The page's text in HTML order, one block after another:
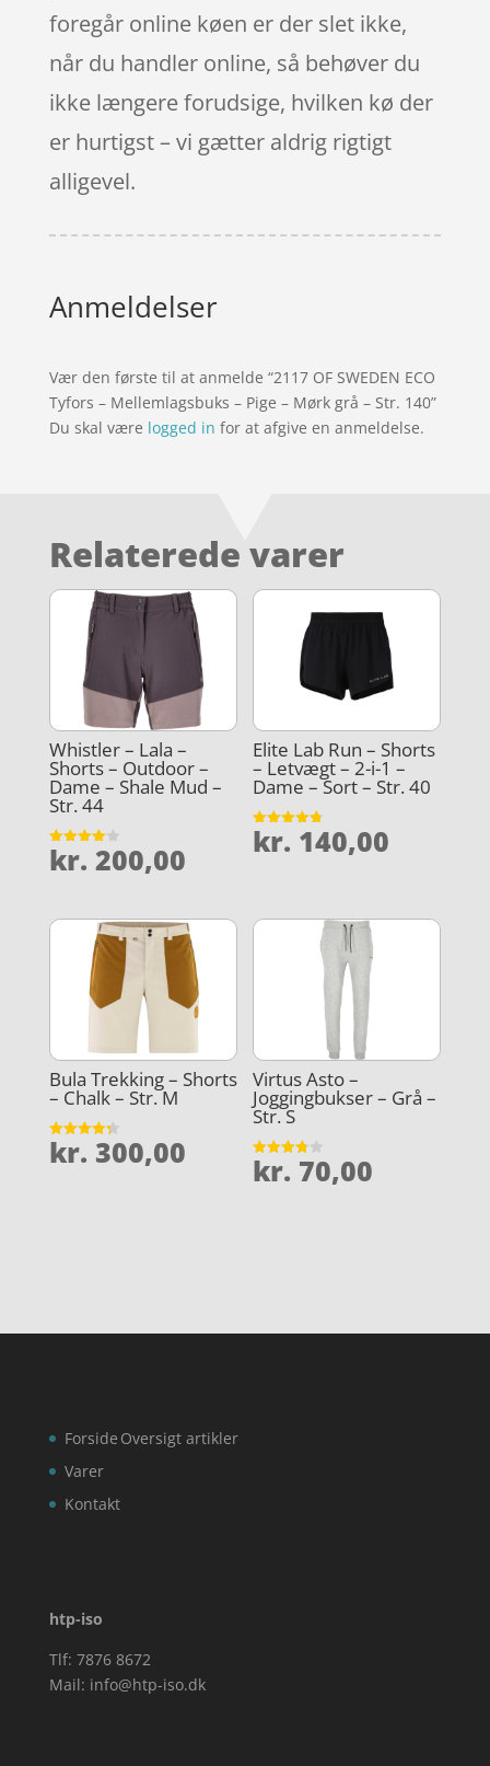
foregår online køen er der slet ikke,
når du handler online, så behøver du
ikke længere forudsige, hvilken kø der
er hurtigst – vi gætter aldrig rigtigt
alligevel.
Anmeldelser
Vær den første til at anmelde “2117 OF SWEDEN ECO
Tyfors – Mellemlagsbuks – Pige – Mørk grå – Str. 140”
Du skal være logged in for at afgive en anmeldelse.
Relaterede varer
Whistler – Lala –
Shorts – Outdoor –
Dame – Shale Mud –
Str. 44
Vurderet
4.1
kr. 200,00
Elite Lab Run – Shorts
– Letvægt – 2-i-1 –
Dame – Sort – Str. 40
Vurderet
4.8
kr. 140,00
Bula Trekking – Shorts
– Chalk – Str. M
Vurderet
4.3
kr. 300,00
Virtus Asto –
Joggingbukser – Grå –
Str. S
Vurderet
3.8
kr. 70,00
Forside
Varer
Kontakt
Oversigt artikler
htp-iso
Tlf: 7876 8672
Mail: info@htp-iso.dk